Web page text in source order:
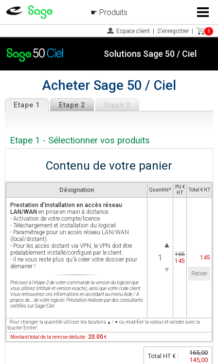
Menu
Espace client S'enregistrer 1
Solutions Sage 50 / Ciel
Acheter Sage 50 / Ciel
Produits
Etape 1 Etape 2 Etape 3
Etape 1 - Sélectionner vos produits
Contenu de votre panier
Désignation Quantité*
PU €
HT
Total € HT
Prestation d'installation en accès réseau
LAN/WAN en prise en main à distance.
- Activation de votre compte/licence.
- Téléchargement et installation du logiciel.
- Paramétrage pour un accès réseau LAN/WAN
(local/distant).
- Pour les accès distant via VPN, le VPN doit être
préalablement installé/configuré par le client.
- Il ne vous reste plus qu'à créer votre dossier pour
démarrer !
Précisez à l'étape 2 de votre commande la version du logiciel que
vous utilisez (intitulé et version exacte), ainsi que votre code client.
Vous retrouverez ces informations en accédant au menu Aide / A
propos de... de votre logiciel. Prestation réalisée par des consultants
certifiés sur Sage/Ciel.
▲
▼
165
145
145
Retirer
Pour changer la quantité utiliser les boutons ▲ / ▼ ou modifier la valeur et valider avec la
touche 'Entrer'.
Montant total de la remise déduite : 20.00€
Total HT € :
165,00
145,00